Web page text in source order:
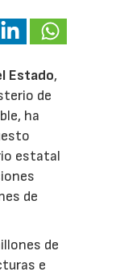
Estado,
de
ha
estatal
de
de
e